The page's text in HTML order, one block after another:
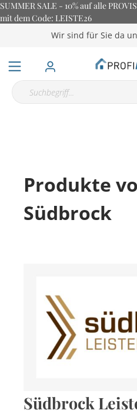
SUMMER SALE - 10% auf alle
mit dem Code: LEISTE26
Wir sind für Sie da
Produkte
Südbrock
Südbrock